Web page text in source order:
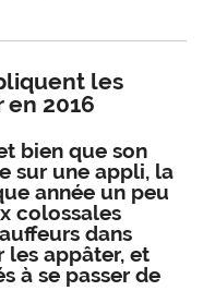
les
en 2016
bien que son
sur une appli, la
année un peu
colossales
dans
les appâter, et
à se passer de